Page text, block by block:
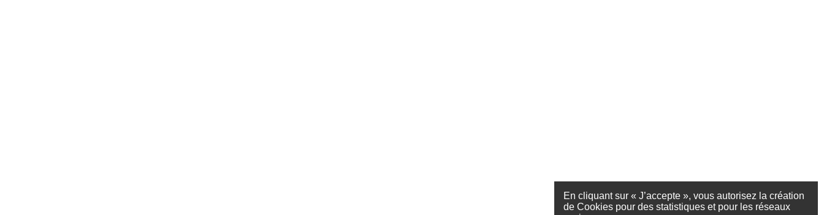
En cliquant sur « J’accepte », vous autorisez la création
de Cookies pour des statistiques et pour les réseaux